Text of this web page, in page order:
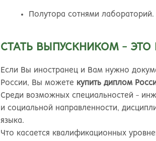
Калининград
Кемерово
Полутора сотнями лабораторий.
СТАТЬ ВЫПУСКНИКОМ - ЭТО
Если Вы иностранец и Вам нужно
России, Вы можете купить диплом
Среди возможных специальностей -
и социальной направленности,
языка.
Что касается квалификационных